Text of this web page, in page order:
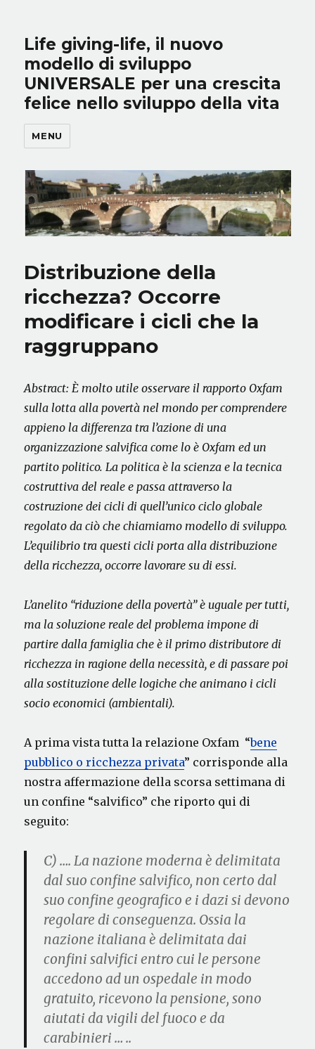
Life giving-life, il nuovo
modello di sviluppo
UNIVERSALE per una crescita
felice nello sviluppo della vita
MENU
Distribuzione della
ricchezza? Occorre
modificare i cicli che la
raggruppano
Abstract: È molto utile osservare il rapporto Oxfam
sulla lotta alla povertà nel mondo per comprendere
appieno la differenza tra l’azione di una
organizzazione salvifica come lo è Oxfam ed un
partito politico. La politica è la scienza e la tecnica
costruttiva del reale e passa attraverso la
costruzione dei cicli di quell’unico ciclo globale
regolato da ciò che chiamiamo modello di sviluppo.
L’equilibrio tra questi cicli porta alla distribuzione
della ricchezza, occorre lavorare su di essi.
L’anelito “riduzione della povertà” è uguale per tutti,
ma la soluzione reale del problema impone di
partire dalla famiglia che è il primo distributore di
ricchezza in ragione della necessità, e di passare poi
alla sostituzione delle logiche che animano i cicli
socio economici (ambientali).
A prima vista tutta la relazione Oxfam “bene
pubblico o ricchezza privata” corrisponde alla
nostra affermazione della scorsa settimana di
un confine “salvifico” che riporto qui di
seguito:
C) ….La nazione moderna è delimitata
dal suo confine salvifico, non certo dal
suo confine geografico e i dazi si devono
regolare di conseguenza. Ossia la
nazione italiana è delimitata dai
confini salvifici entro cui le persone
accedono ad un ospedale in modo
gratuito, ricevono la pensione, sono
aiutati da vigili del fuoco e da
carabinieri … ..